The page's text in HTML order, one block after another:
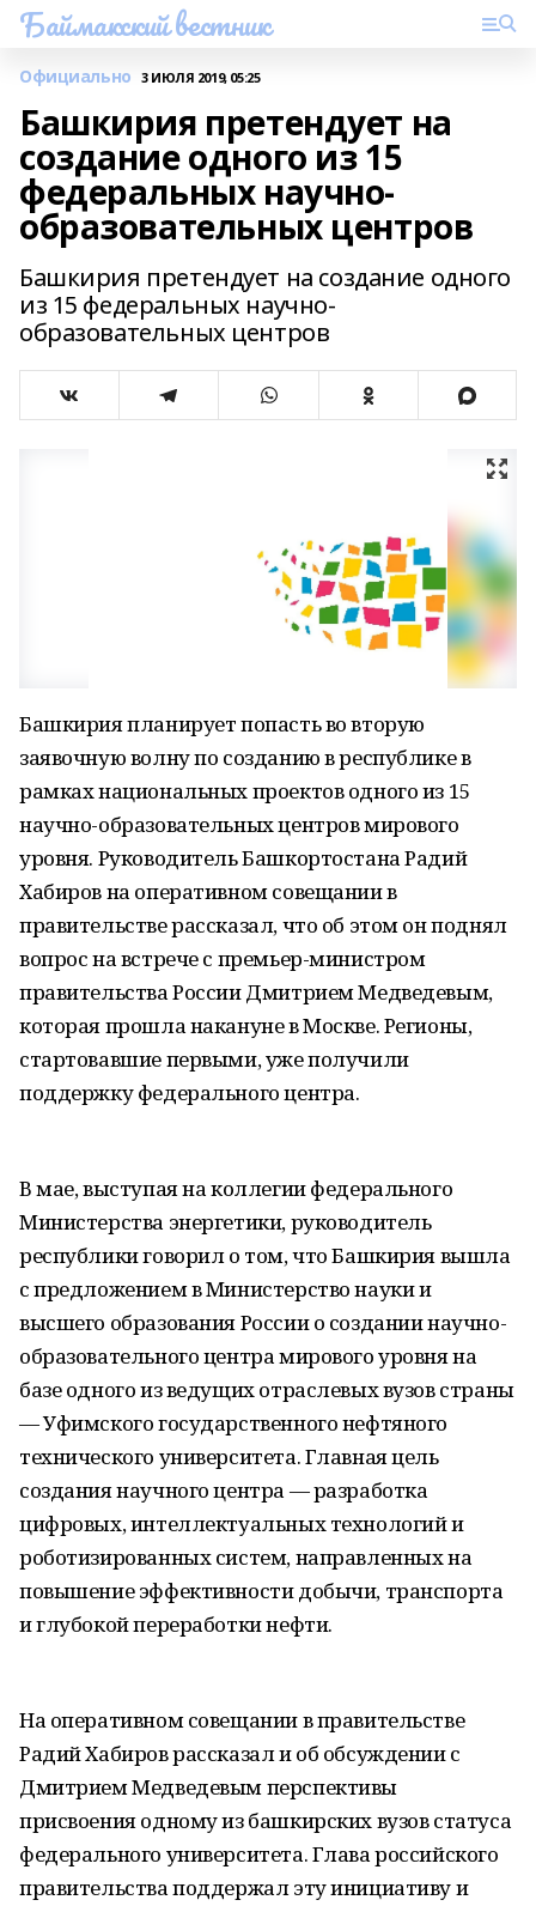
Баймакский вестник
Официально 3 ИЮЛЯ 2019, 05:25
Башкирия претендует на
создание одного из 15
федеральных научно-
образовательных центров
Башкирия претендует на создание одного
из 15 федеральных научно-
образовательных центров
Башкирия планирует попасть во вторую
заявочную волну по созданию в республике в
рамках национальных проектов одного из 15
научно-образовательных центров мирового
уровня. Руководитель Башкортостана Радий
Хабиров на оперативном совещании в
правительстве рассказал, что об этом он поднял
вопрос на встрече с премьер-министром
правительства России Дмитрием Медведевым,
которая прошла накануне в Москве. Регионы,
стартовавшие первыми, уже получили
поддержку федерального центра.
В мае, выступая на коллегии федерального
Министерства энергетики, руководитель
республики говорил о том, что Башкирия вышла
с предложением в Министерство науки и
высшего образования России о создании научно-
образовательного центра мирового уровня на
базе одного из ведущих отраслевых вузов страны
— Уфимского государственного нефтяного
технического университета. Главная цель
создания научного центра — разработка
цифровых, интеллектуальных технологий и
роботизированных систем, направленных на
повышение эффективности добычи, транспорта
и глубокой переработки нефти.
На оперативном совещании в правительстве
Радий Хабиров рассказал и об обсуждении с
Дмитрием Медведевым перспективы
присвоения одному из башкирских вузов статуса
федерального университета. Глава российского
правительства поддержал эту инициативу и